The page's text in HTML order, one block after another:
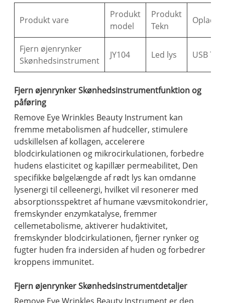
Produkt vare
Produkt
model
Produkt
Tekn
Fjern øjenrynker
Skønhedsinstrument
JY104 Led lys USB
Fjern øjenrynker Skønhedsinstrumentfunktion og
påføring
Remove Eye Wrinkles Beauty Instrument kan
fremme metabolismen af ​​hudceller, stimulere
udskillelsen af ​​kollagen, accelerere
blodcirkulationen og mikrocirkulationen, forbedre
hudens elasticitet og kapillær permeabilitet, Den
specifikke bølgelængde af rødt lys kan omdanne
lysenergi til celleenergi, hvilket vil resonerer med
absorptionsspektret af humane vævsmitokondrier,
fremskynder enzymkatalyse, fremmer
cellemetabolisme, aktiverer hudaktivitet,
fremskynder blodcirkulationen, fjerner rynker og
fugter huden fra indersiden af ​​huden og forbedrer
kroppens immunitet.
Fjern øjenrynker Skønhedsinstrumentdetaljer